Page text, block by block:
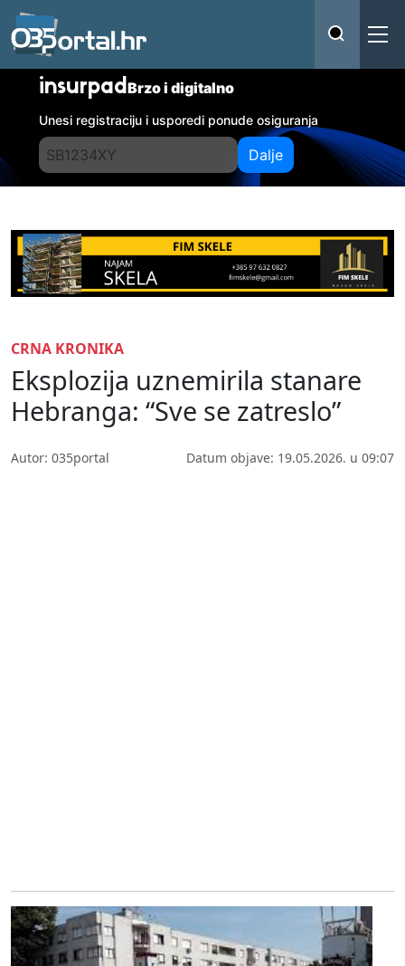
insurpadBrzo i digitalno
Unesi registraciju i usporedi ponude osiguranja
Dalje
CRNA KRONIKA
Eksplozija uznemirila stanare
Hebranga: “Sve se zatreslo”
Autor: 035portal Datum objave: 19.05.2026. u 09:07